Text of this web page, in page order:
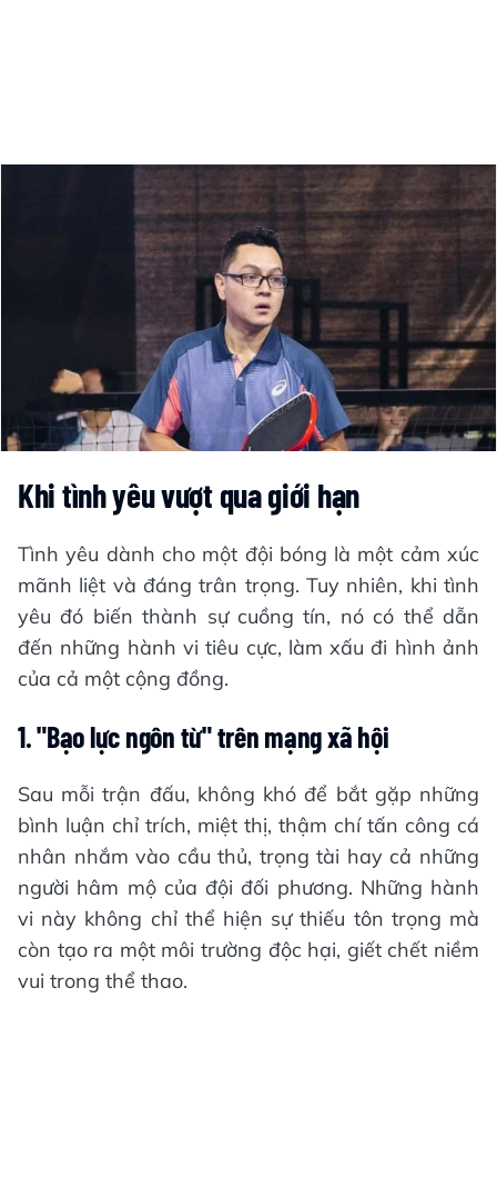
Khi tình yêu vượt qua giới hạn
Tình yêu dành cho một đội bóng là một cảm xúc
mãnh liệt và đáng trân trọng. Tuy nhiên, khi tình
yêu đó biến thành sự cuồng tín, nó có thể dẫn
đến những hành vi tiêu cực, làm xấu đi hình ảnh
của cả một cộng đồng.
1. "Bạo lực ngôn từ" trên mạng xã hội
Sau mỗi trận đấu, không khó để bắt gặp những
bình luận chỉ trích, miệt thị, thậm chí tấn công cá
nhân nhắm vào cầu thủ, trọng tài hay cả những
người hâm mộ của đội đối phương. Những hành
vi này không chỉ thể hiện sự thiếu tôn trọng mà
còn tạo ra một môi trường độc hại, giết chết niềm
vui trong thể thao.